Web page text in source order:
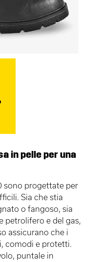
in pelle per una
sono progettate per
Sia che stia
o fangoso, sia
petrolifero e del gas,
assicurano che i
comodi e protetti.
puntale in